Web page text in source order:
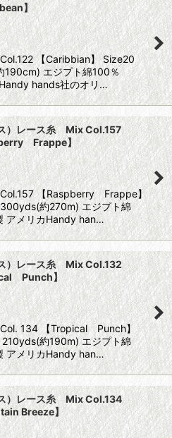
】
【Caribbian】 Size20
190cm) エジプト綿100％
hands社のオリ…
）レース糸 Mix Col.157
Frappe】
【Raspberry Frappe】
約270m) エジプト綿
メリカHandy han…
）レース糸 Mix Col.132
Punch】
134 【Tropical Punch】
約190m) エジプト綿
メリカHandy han…
）レース糸 Mix Col.134
Breeze】